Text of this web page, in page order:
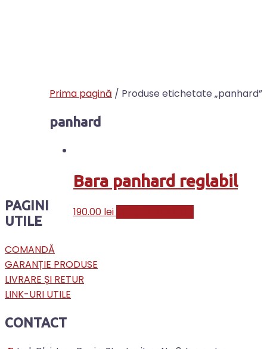
Prima pagină / Produse etichetate „panhard”
panhard
Bara panhard reglabil
190.00 lei
PAGINI
UTILE
COMANDĂ
GARANȚIE PRODUSE
LIVRARE ȘI RETUR
LINK-URI UTILE
CONTACT